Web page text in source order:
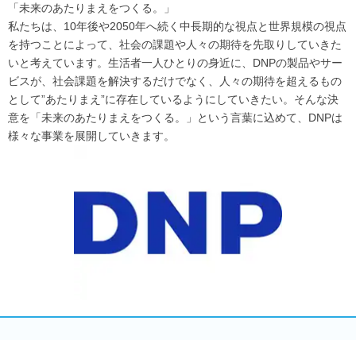
「未来のあたりまえをつくる。」
私たちは、10年後や2050年へ続く中長期的な視点と世界規模の視点
を持つことによって、社会の課題や人々の期待を先取りしていきた
いと考えています。生活者一人ひとりの身近に、DNPの製品やサー
ビスが、社会課題を解決するだけでなく、人々の期待を超えるもの
として”あたりまえ”に存在しているようにしていきたい。そんな決
意を「未来のあたりまえをつくる。」という言葉に込めて、DNPは
様々な事業を展開していきます。